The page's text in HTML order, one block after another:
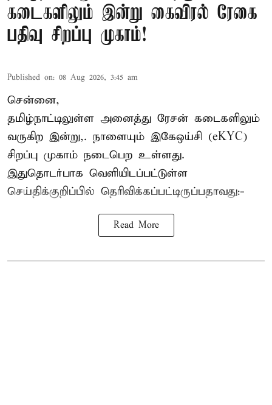
கடைகளிலும் இன்று கைவிரல் ரேகை
பதிவு சிறப்பு முகாம்!
Published on: 08 Aug 2026, 3:45 am
சென்னை,
தமிழ்நாட்டிலுள்ள அனைத்து ரேசன் கடைகளிலும்
வருகிற இன்று,. நாளையும் இகேஒய்சி (eKYC)
சிறப்பு முகாம் நடைபெற உள்ளது.
இதுதொடர்பாக வெளியிடப்பட்டுள்ள
செய்திக்குறிப்பில் தெரிவிக்கப்பட்டிருப்பதாவது:-
Read More